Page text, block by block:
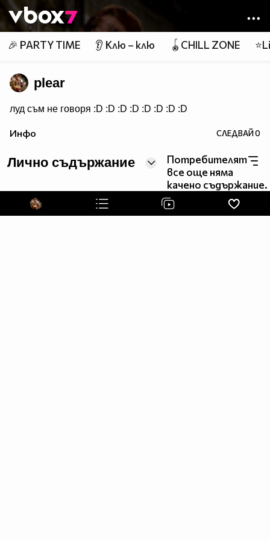
👾
🎉 PARTY TIME 👂 Клю – клю 🪀CHILL ZONE
plear
луд съм не говоря :D :D :D :D :D :D :D :D
Инфо СЛЕДВАЙ0
Лично съдържание
Потребителят
все още няма
качено съдържание.